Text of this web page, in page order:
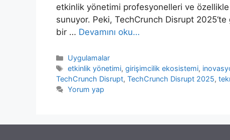
etkinlik yönetimi profesyonelleri ve
sunuyor. Peki, TechCrunch Disrupt
bir … Devamını oku…
Kategoriler
Uygulamalar
Etiketler
etkinlik yönetimi,girişimcilik ekosistemi,
TechCrunch Disrupt, TechCrunch Disrupt 2025,
Yorum yap